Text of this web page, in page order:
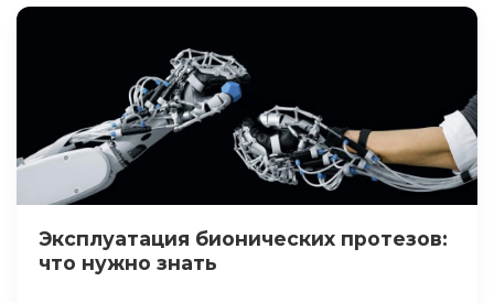
Эксплуатация бионических протезов:
что нужно знать